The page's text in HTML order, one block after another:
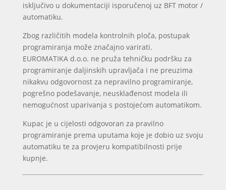
isključivo u dokumentaciji isporučenoj uz BFT motor /
automatiku.
Zbog različitih modela kontrolnih ploča, postupak
programiranja može značajno varirati.
EUROMATIKA d.o.o. ne pruža tehničku podršku za
programiranje daljinskih upravljača i ne preuzima
nikakvu odgovornost za nepravilno programiranje,
pogrešno podešavanje, neusklađenost modela ili
nemogućnost uparivanja s postojećom automatikom.
Kupac je u cijelosti odgovoran za pravilno
programiranje prema uputama koje je dobio uz svoju
automatiku te za provjeru kompatibilnosti prije
kupnje.